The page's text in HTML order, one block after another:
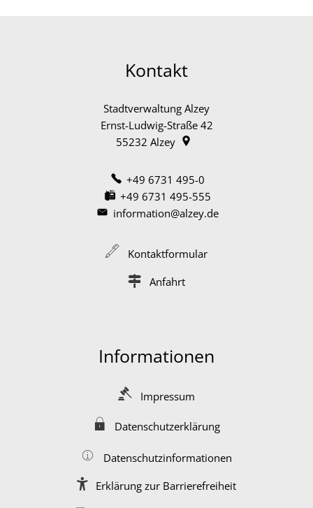
Kontakt
Stadtverwaltung Alzey
Ernst-Ludwig-Straße 42
55232 Alzey
+49 6731 495-0
+49 6731 495-555
information@alzey.de
Kontaktformular
Anfahrt
Informationen
Impressum
Datenschutzerklärung
Datenschutzinformationen
Erklärung zur Barrierefreiheit